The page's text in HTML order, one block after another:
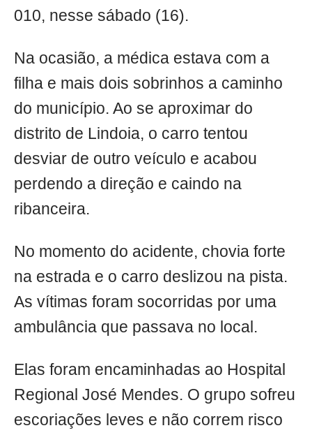
010, nesse sábado (16).
Na ocasião, a médica estava com a
filha e mais dois sobrinhos a caminho
do município. Ao se aproximar do
distrito de Lindoia, o carro tentou
desviar de outro veículo e acabou
perdendo a direção e caindo na
ribanceira.
No momento do acidente, chovia forte
na estrada e o carro deslizou na pista.
As vítimas foram socorridas por uma
ambulância que passava no local.
Elas foram encaminhadas ao Hospital
Regional José Mendes. O grupo sofreu
escoriações leves e não correm risco